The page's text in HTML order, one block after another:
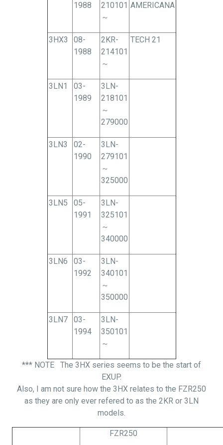
1988
210101
～
AMERICANA
3HX3
08-
1988
2KR-
214101
～
TECH 21
3LN1
03-
1989
3LN-
218101
～
279000
3LN3
02-
1990
3LN-
279101
～
325000
3LN5
05-
1991
3LN-
325101
～
340000
3LN6
03-
1992
3LN-
340101
～
350000
3LN7
03-
1994
3LN-
350101
～
*** NOTE The 3HX series seems to be the start of
EXUP.
Also, I am not sure how the 3HX relates to the FZR250
as they are only ever refered to as the 2KR or 3LN
models.
FZR250